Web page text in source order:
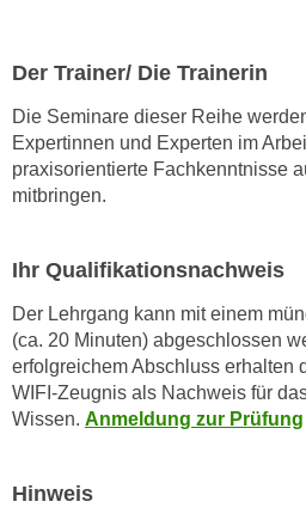
Der Trainer/ Die Trainerin
Die Seminare dieser Reihe
Expertinnen und Experten im
praxisorientierte Fachkenntnisse
mitbringen.
Ihr Qualifikationsnachweis
Der Lehrgang kann mit einem
(ca. 20 Minuten) abgeschlossen
erfolgreichem Abschluss erhalten
WIFI-Zeugnis als Nachweis für
Wissen. Anmeldung zur Prüfung
Hinweis
e
n
,
b
z
A
l
l
e
a
l